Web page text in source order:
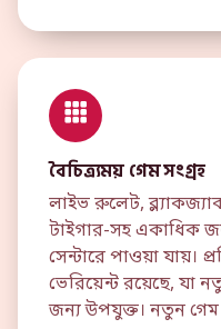
বৈচিত্র্যময় গেম সংগ্রহ
লাইভ রুলেট,
টাইগার-সহ একাধিক
সেন্টারে পাওয়া যায়।
ভেরিয়েন্ট রয়েছে, যা
জন্য উপযুক্ত। নতুন